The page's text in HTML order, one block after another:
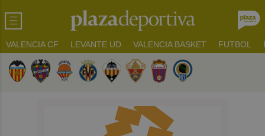
VALENCIA CF LEVANTE UD VALENCIA BASKET FUTBOL